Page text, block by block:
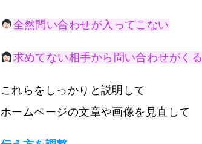
全然問い合わせが入ってこない
求めてない相手から問い合わせがくる
これらをしっかりと説明して
ホームページの文章や画像を見直して